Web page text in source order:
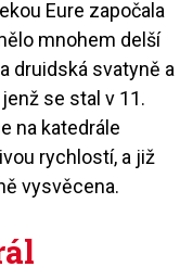
Eure započala
mnohem delší
druidská svatyně a
se stal v 11.
na katedrále
rychlostí, a již
vysvěcena.